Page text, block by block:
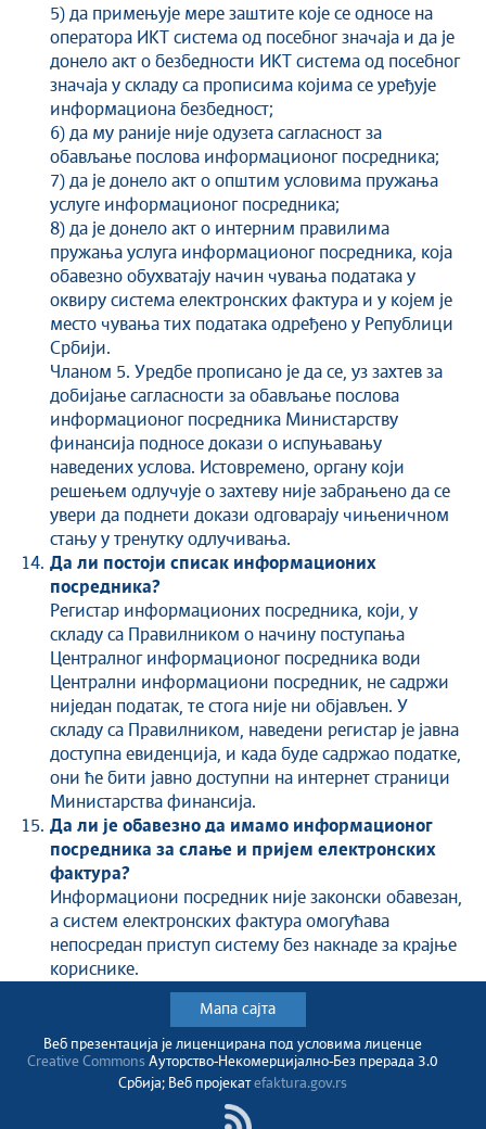
5) да примењује мере заштите које се односе на
оператора ИКТ система од посебног значаја и да је
донело акт о безбедности ИКТ система од посебног
значаја у складу са прописима којима се уређује
информациона безбедност;
6) да му раније није одузета сагласност за
обављање послова информационог посредника;
7) да је донело акт о општим условима пружања
услуге информационог посредника;
8) да је донело акт о интерним правилима
пружања услуга информационог посредника, која
обавезно обухватају начин чувања података у
оквиру система електронских фактура и у којем је
место чувања тих података одређено у Републици
Србији.
Чланом 5. Уредбе прописано је да се, уз захтев за
добијање сагласности за обављање послова
информационог посредника Министарству
финансија подносе докази о испуњавању
наведених услова. Истовремено, органу који
решењем одлучује о захтеву није забрањено да се
увери да поднети докази одговарају чињеничном
стању у тренутку одлучивања.
Да ли постоји списак информационих
посредника?
Регистар информационих посредника, који, у
складу са Правилником о начину поступања
Централног информационог посредника води
Централни информациони посредник, не садржи
ниједан податак, те стога није ни објављен. У
складу са Правилником, наведени регистар је јавна
доступна евиденција, и када буде садржао податке,
они ће бити јавно доступни на интернет страници
Министарства финансија.
Да ли је обавезно да имамо информационог
посредника за слање и пријем електронских
фактура?
Информациони посредник није законски обавезан,
а систем електронских фактура омогућава
непосредан приступ систему без накнаде за крајње
кориснике.
Мапа сајта
Веб презентација jе лиценциранa под условима лиценце
Creative CommonsАуторство-Некомерцијално-Без прерада 3.0
Србија; Веб пројекатefaktura.gov.rs